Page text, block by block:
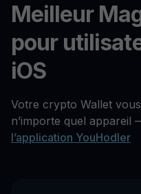
Meilleur
pour
iOS
Votre crypto Wallet
n’importe quel appareil
l’application YouHodler